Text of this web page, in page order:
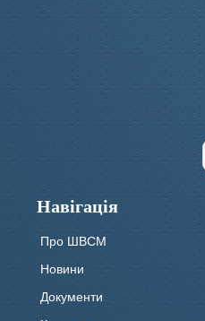
Навігація
Про ШВСМ
Новини
Документи